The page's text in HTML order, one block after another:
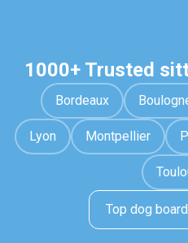
1000+ Trusted
Bordeaux
Lyon Montpellier
Top dog